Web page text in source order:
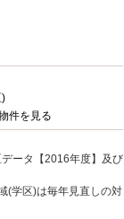
)
件を見る
ータ【2016年度】及び
(学区)は毎年見直しの対